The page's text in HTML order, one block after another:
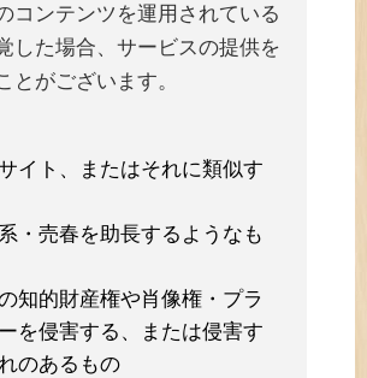
コンテンツを運用されている
した場合、サービスの提供を
とがございます。
イト、またはそれに類似す
・売春を助長するようなも
知的財産権や肖像権・プラ
を侵害する、または侵害す
のあるもの